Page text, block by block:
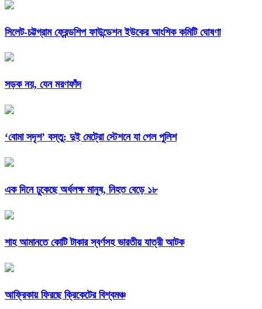
সিলেট-চট্টগ্রাম ফ্রেন্ডশিপ ফাউন্ডেশন ইউকের আংশিক কমিটি ঘোষণা
সড়ক নয়, যেন মরণফাঁদ
‘বোমা সদৃশ’ বস্তু: দুই মেট্রো স্টেশনে যা পেল পুলিশ
এক দিনে ঢুকেছে অর্ধলক্ষ মানুষ, নিহত বেড়ে ১৮
শাহ আমানতে কোটি টাকার স্বর্ণসহ ভারতীয় যাত্রী আটক
আফ্রিকায় ফিরছে ক্রিকেটের বিশ্বমঞ্চ